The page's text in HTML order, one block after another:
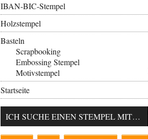
IBAN-BIC-Stempel
Holzstempel
Basteln
Scrapbooking
Embossing Stempel
Motivstempel
Startseite
ICH SUCHE EINEN STEMPEL MIT…